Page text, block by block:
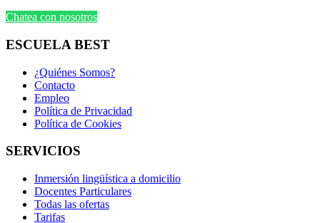
Chatea con nosotros
ESCUELA BEST
¿Quiénes Somos?
Contacto
Empleo
Política de Privacidad
Política de Cookies
SERVICIOS
Inmersión lingüística a domicilio
Docentes Particulares
Todas las ofertas
Tarifas